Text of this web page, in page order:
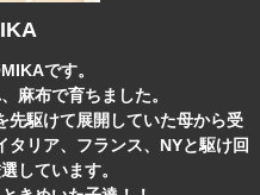
です。
麻布で育ちました。
先駆けて展開していた母から受
リア、フランス、NYと駆け回
しています。